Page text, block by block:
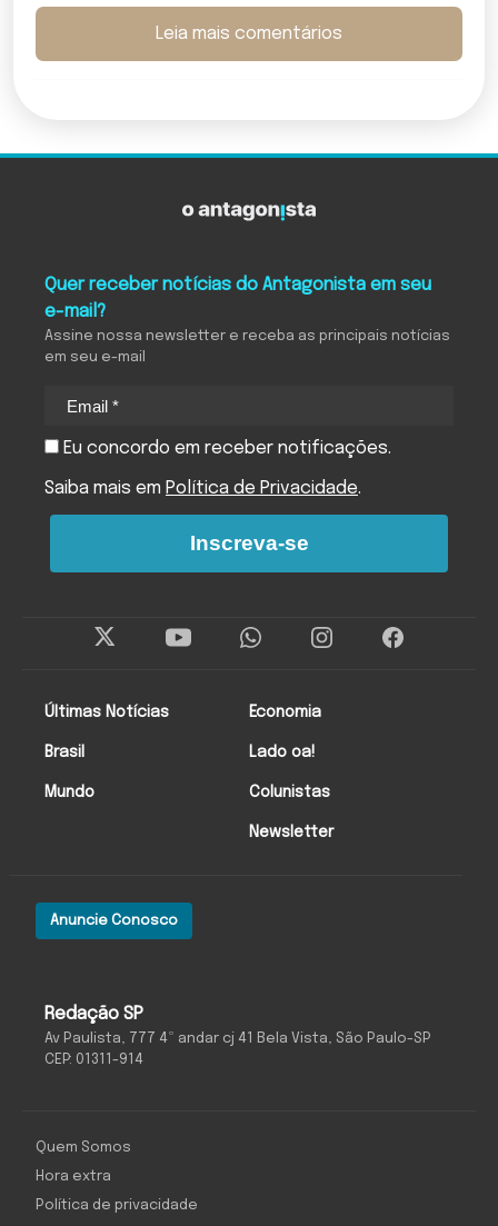
Leia mais comentários
Redação SP
Av Paulista, 777 4º andar cj 41 Bela Vista, São Paulo-SP
CEP: 01311-914
Anuncie Conosco
Últimas Notícias
Brasil
Mundo
Economia
Lado oa!
Colunistas
Newsletter
Quer receber notícias do Antagonista em seu
e-mail?
Assine nossa newsletter e receba as principais notícias
em seu e-mail
Eu concordo em receber notificações.
Saiba mais em Política de Privacidade.
Inscreva-se
Quem Somos
Hora extra
Política de privacidade